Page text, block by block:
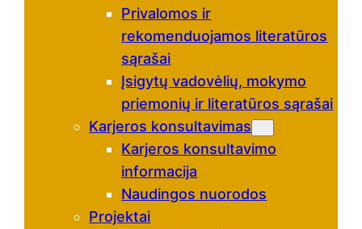
Privalomos ir
rekomenduojamos literatūros
sąrašai
Įsigytų vadovėlių, mokymo
priemonių ir literatūros sąrašai
Karjeros konsultavimas
Karjeros konsultavimo
informacija
Naudingos nuorodos
Projektai